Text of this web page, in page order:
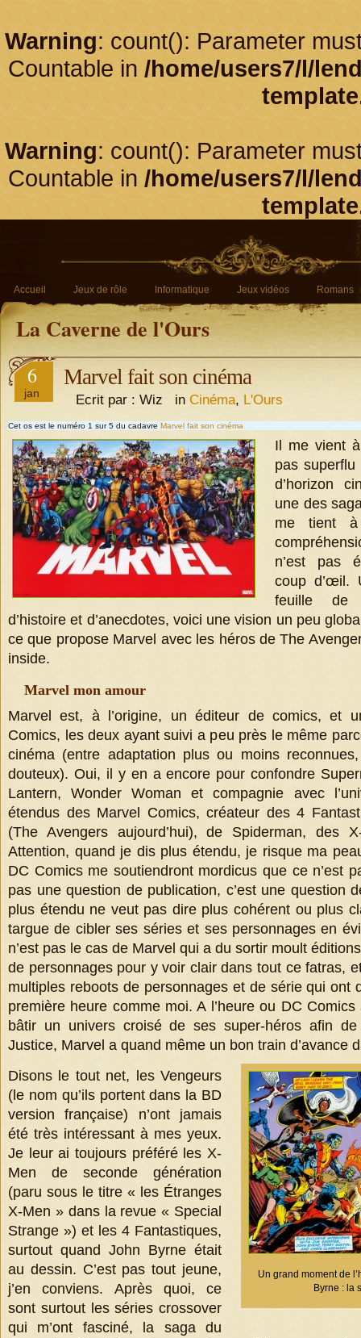
Warning: count(): Parameter
Countable in /home/users7/l/
Warning: count(): Parameter
Countable in /home/users7/l/
Accueil Jeux de rôle Informatique Jeux vidéos Romans
La Caverne de l'Ours
6
jan
Marvel fait son cinéma
Ecrit par : Wiz in Cinéma, L'Ours
Cet os est le numéro 1 sur 5 du cadavre Marvel fait son cinéma
Il me vient à
pas
d’horizon
une des
me tient
n’est pas
coup d’œil.
feuille de
d’histoire et d’anecdotes, voici une vision un peu
ce que propose Marvel avec les héros de The
inside.
Marvel mon amour
Marvel est, à l’origine, un éditeur de comics, et
Comics, les deux ayant suivi a peu près le même
cinéma (entre adaptation plus ou moins
douteux). Oui, il y en a encore pour confondre
Lantern, Wonder Woman et compagnie avec
étendus des Marvel Comics, créateur des 4
(The Avengers aujourd’hui), de Spiderman, des
Attention, quand je dis plus étendu, je risque ma
DC Comics me soutiendront mordicus que ce n’est
pas une question de publication, c’est une question
plus étendu ne veut pas dire plus cohérent ou plus
targue de cibler ses séries et ses personnages en
n’est pas le cas de Marvel qui a du sortir moult
de personnages pour y voir clair dans tout ce fatras,
multiples reboots de personnages et de série qui ont
première heure comme moi. A l’heure ou DC
bâtir un univers croisé de ses super-héros afin
Justice, Marvel a quand même un bon train d’avance
Un grand moment de
Byrne : la
Disons le tout net, les Vengeurs
(le nom qu’ils portent dans la BD
version française) n’ont jamais
été très intéressant à mes yeux.
Je leur ai toujours préféré les X-
Men de seconde génération
(paru sous le titre « les Étranges
X-Men » dans la revue « Special
Strange ») et les 4 Fantastiques,
surtout quand John Byrne était
au dessin. C’est pas tout jeune,
j’en conviens. Après quoi, ce
sont surtout les séries crossover
qui m’ont fasciné, la saga du